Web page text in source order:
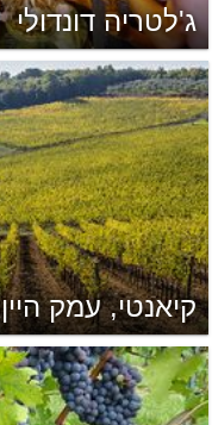
ג'לטריה דונדולי
קיאנטי, עמק היין